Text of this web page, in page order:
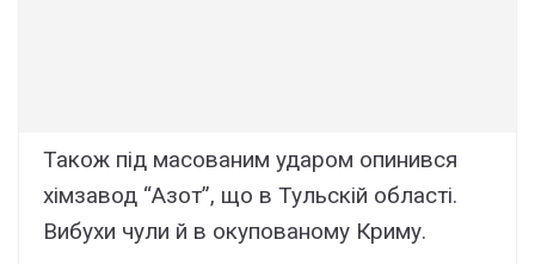
Також під масованим ударом опинився
хімзавод “Азот”, що в Тульскій області.
Вибухи чули й в окупованому Криму.